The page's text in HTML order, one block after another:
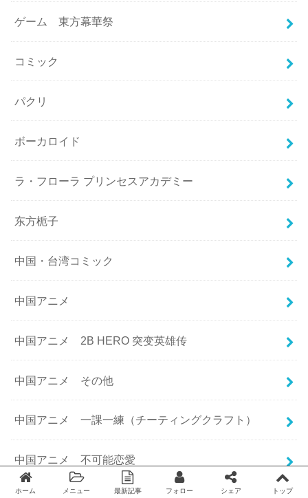
ゲーム 東方幕華祭
コミック
パクリ
ボーカロイド
ラ・フローラ プリンセスアカデミー
东方栀子
中国・台湾コミック
中国アニメ
中国アニメ 2B HERO 突变英雄传
中国アニメ その他
中国アニメ 一課一練（チーティングクラフト）
中国アニメ 不可能恋愛
ホーム メニュー 最新記事 フォロー シェア トップ
Twitter facebook